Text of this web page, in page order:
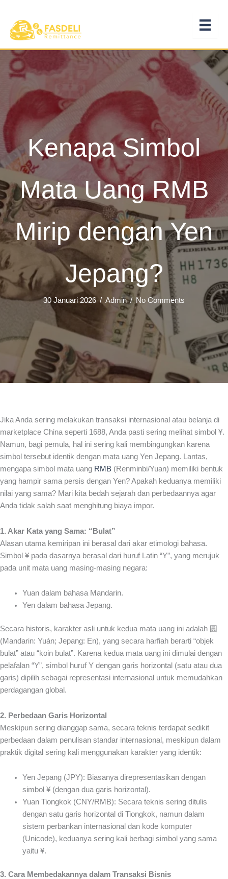
konten
Kenapa Simbol
Mata Uang RMB
Mirip dengan Yen
Jepang?
30 Januari 2026 / Admin/ No Comments
Jika Anda sering melakukan transaksi internasional atau belanja di
marketplace China seperti 1688, Anda pasti sering melihat simbol ¥.
Namun, bagi pemula, hal ini sering kali membingungkan karena
simbol tersebut identik dengan mata uang Yen Jepang. Lantas,
mengapa simbol mata uang RMB (Renminbi/Yuan) memiliki bentuk
yang hampir sama persis dengan Yen? Apakah keduanya memiliki
nilai yang sama? Mari kita bedah sejarah dan perbedaannya agar
Anda tidak salah saat menghitung biaya impor.
1. Akar Kata yang Sama: “Bulat”
Alasan utama kemiripan ini berasal dari akar etimologi bahasa.
Simbol ¥ pada dasarnya berasal dari huruf Latin “Y”, yang merujuk
pada unit mata uang masing-masing negara:
Yuan dalam bahasa Mandarin.
Yen dalam bahasa Jepang.
Secara historis, karakter asli untuk kedua mata uang ini adalah 圓
(Mandarin: Yuán; Jepang: En), yang secara harfiah berarti “objek
bulat” atau “koin bulat”. Karena kedua mata uang ini dimulai dengan
pelafalan “Y”, simbol huruf Y dengan garis horizontal (satu atau dua
garis) dipilih sebagai representasi internasional untuk memudahkan
perdagangan global.
2. Perbedaan Garis Horizontal
Meskipun sering dianggap sama, secara teknis terdapat sedikit
perbedaan dalam penulisan standar internasional, meskipun dalam
praktik digital sering kali menggunakan karakter yang identik:
Yen Jepang (JPY): Biasanya direpresentasikan dengan
simbol ¥ (dengan dua garis horizontal).
Yuan Tiongkok (CNY/RMB): Secara teknis sering ditulis
dengan satu garis horizontal di Tiongkok, namun dalam
sistem perbankan internasional dan kode komputer
(Unicode), keduanya sering kali berbagi simbol yang sama
yaitu ¥.
3. Cara Membedakannya dalam Transaksi Bisnis